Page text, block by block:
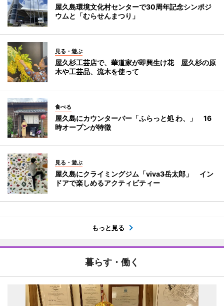
屋久島環境文化村センターで30周年記念シンポジ
ウムと「むらせんまつり」
見る・遊ぶ
屋久杉工芸店で、華道家が即興生け花 屋久杉の原
木や工芸品、流木を使って
食べる
屋久島にカウンターバー「ふらっと処 わ、」 16
時オープンが特徴
見る・遊ぶ
屋久島にクライミングジム「viva3岳太郎」 イン
ドアで楽しめるアクティビティー
もっと見る
暮らす・働く